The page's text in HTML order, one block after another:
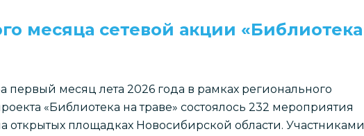
месяца сетевой акции «Библиотека
первый месяц лета 2026 года в рамках регионального
«Библиотека на траве» состоялось 232 мероприятия
открытых площадках Новосибирской области. Участниками